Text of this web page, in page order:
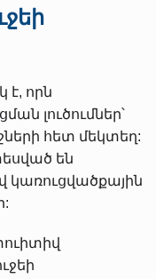
է, որն
լուծումներ՝
հետ մեկտեղ:
են
կառուցվածքային